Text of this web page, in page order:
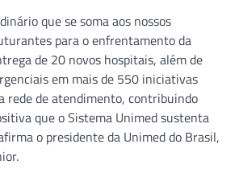
que se soma aos nossos
para o enfrentamento da
de 20 novos hospitais, além de
em mais de 550 iniciativas
rede de atendimento, contribuindo
que o Sistema Unimed sustenta
o presidente da Unimed do Brasil,